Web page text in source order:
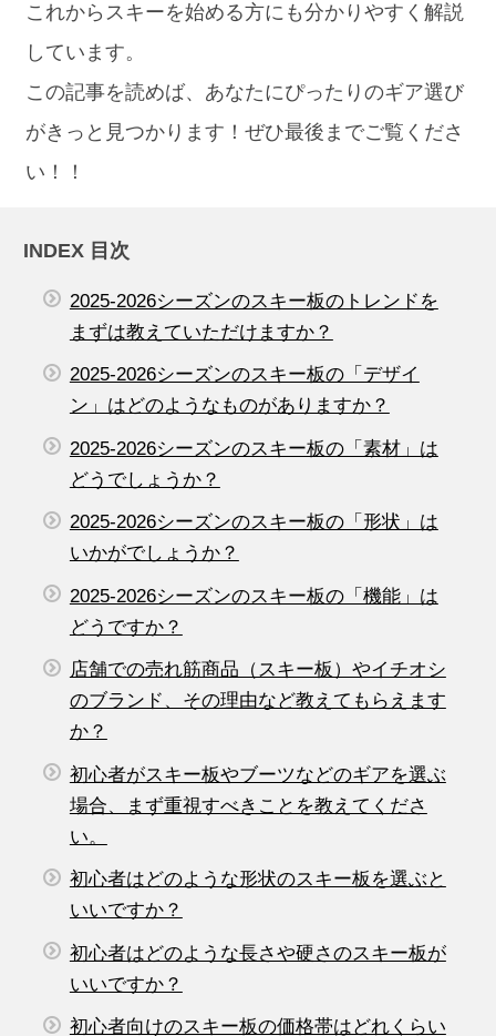
これからスキーを始める方にも分かりやすく解説
しています。
この記事を読めば、あなたにぴったりのギア選び
がきっと見つかります！ぜひ最後までご覧くださ
い！！
INDEX 目次
2025-2026シーズンのスキー板のトレンドを
まずは教えていただけますか？
2025-2026シーズンのスキー板の「デザイ
ン」はどのようなものがありますか？
2025-2026シーズンのスキー板の「素材」は
どうでしょうか？
2025-2026シーズンのスキー板の「形状」は
いかがでしょうか？
2025-2026シーズンのスキー板の「機能」は
どうですか？
店舗での売れ筋商品（スキー板）やイチオシ
のブランド、その理由など教えてもらえます
か？
初心者がスキー板やブーツなどのギアを選ぶ
場合、まず重視すべきことを教えてくださ
い。
初心者はどのような形状のスキー板を選ぶと
いいですか？
初心者はどのような長さや硬さのスキー板が
いいですか？
初心者向けのスキー板の価格帯はどれくらい